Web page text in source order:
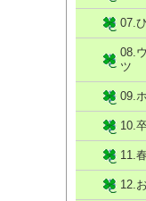
07.
08.
ツ
09.
10.
11.
12.